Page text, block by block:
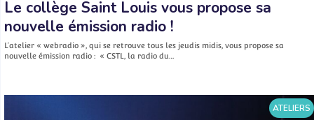
Le collège Saint Louis vous propose sa
nouvelle émission radio !
L’atelier « webradio », qui se retrouve tous les jeudis midis, vous propose sa
nouvelle émission radio : « CSTL, la radio du…
ATELIERS